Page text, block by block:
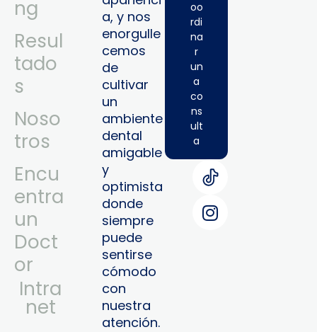
ng
Resul
tado
s
Noso
tros
Encu
entra
un
Doct
or
Intra
Net
a, y nos
enorgulle
cemos
de
cultivar
un
ambiente
dental
amigable
y
optimista
donde
siempre
puede
sentirse
cómodo
con
nuestra
atención.
oo
rdi
na
r
un
a
co
ns
ult
a